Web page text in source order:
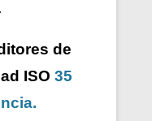
de
ISO 35
.